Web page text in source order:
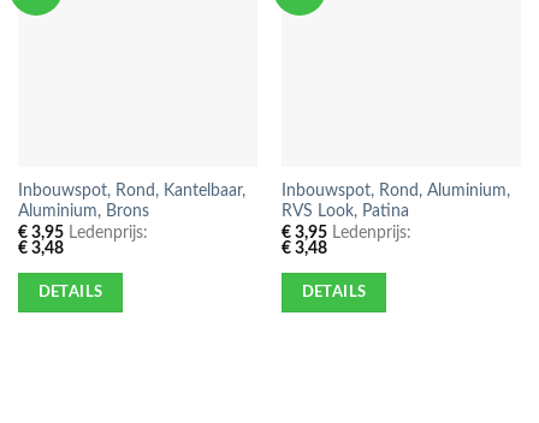
Inbouwspot, Rond, Kantelbaar,
Aluminium, Brons
€3,95Ledenprijs:
€3,48
DETAILS
Inbouwspot, Rond, Aluminium,
RVS Look, Patina
€3,95Ledenprijs:
€3,48
DETAILS